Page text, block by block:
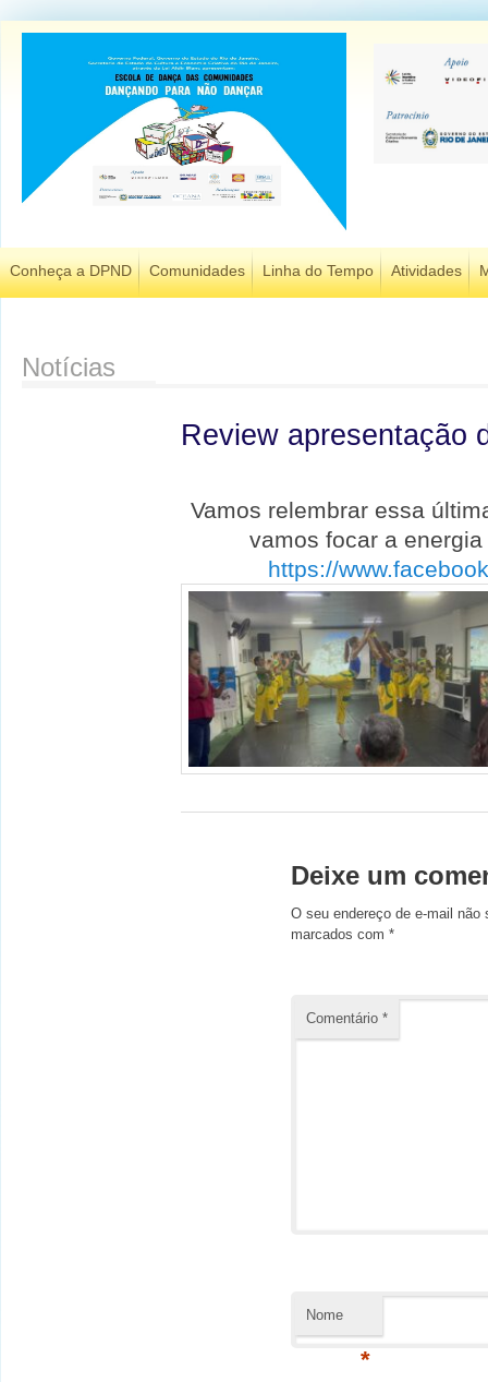
Conheça a DPND Comunidades Linha do Tempo Atividades
Notícias
Review apresentação
Vamos relembrar essa
vamos focar a
https://
Deixe um
O seu endereço de e-mail não
marcados com*
Comentário*
Nome
*